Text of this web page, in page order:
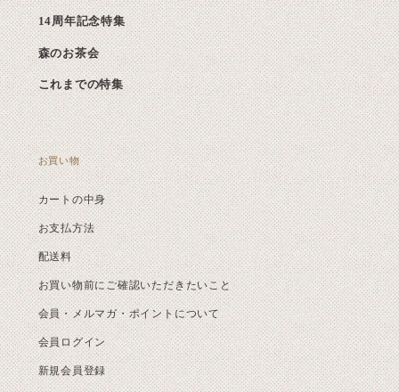
14周年記念特集
森のお茶会
これまでの特集
お買い物
カートの中身
お支払方法
配送料
お買い物前にご確認いただきたいこと
会員・メルマガ・ポイントについて
会員ログイン
新規会員登録